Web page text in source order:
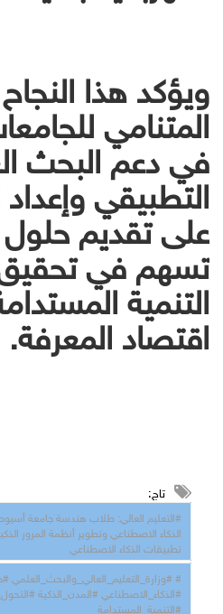
ويؤكد هذا النجاح
المتنامي
في دعم البحث
التطبيقي
على تقديم
تسهم في
التنمية
اقتصاد المعرفة.
تاج:
#التعليم العالي: طلاب هندسة جامعة
الذكاء الاصطناعي وتطوير أنظمة المرور
تطبيقات الذكاء الاصطناعي
#
#الذكاء_الاصطناعي #المدن_الذكية
#التنمية_المستدامة